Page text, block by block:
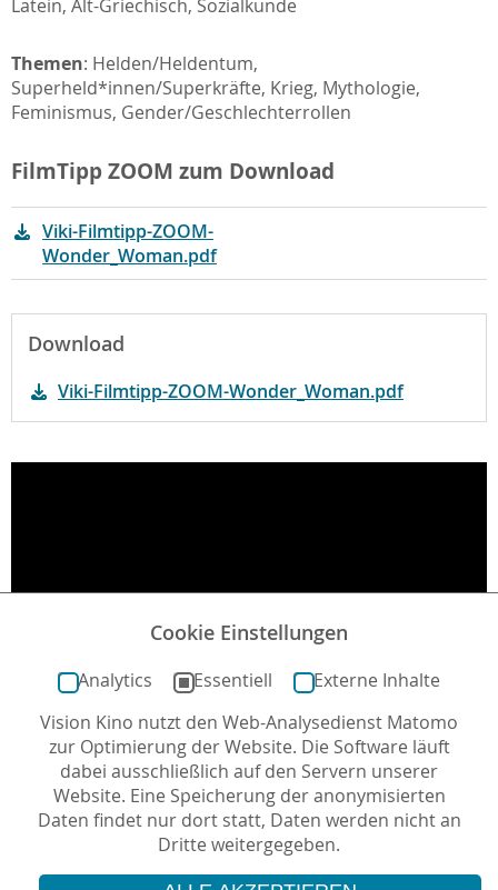
Latein, Alt-Griechisch, Sozialkunde
Themen: Helden/Heldentum,
Superheld*innen/Superkräfte, Krieg, Mythologie,
Feminismus, Gender/Geschlechterrollen
FilmTipp ZOOM zum Download
Viki-Filmtipp-ZOOM-
Wonder_Woman.pdf
Download
Viki-Filmtipp-ZOOM-Wonder_Woman.pdf
Cookie Einstellungen
Analytics Essentiell
Externe Inhalte
Vision Kino nutzt den Web-Analysedienst Matomo
zur Optimierung der Website. Die Software läuft
dabei ausschließlich auf den Servern unserer
Website. Eine Speicherung der anonymisierten
Daten findet nur dort statt, Daten werden nicht an
Dritte weitergegeben.